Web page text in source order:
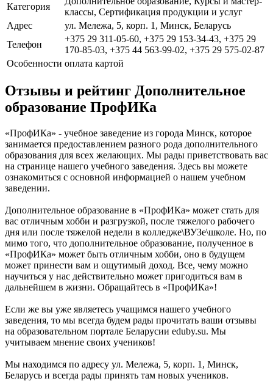
Категория
классы, Сертификация продукции и услуг
Адрес
ул. Мележа, 5, корп. 1, Минск, Беларусь
Телефон
+375 29 311-05-60, +375 29 153-34-43, +375 29
170-85-03, +375 44 563-99-02, +375 29 575-02-87
Особенности оплата картой
Отзывы и рейтинг Дополнительное
образование ПрофИКа
«ПрофИКа» - учебное заведение из города Минск, которое
занимается предоставлением разного рода дополнительного
образования для всех желающих. Мы рады приветствовать вас
на странице нашего учебного заведения. Здесь вы можете
ознакомиться с основной информацией о нашем учебном
заведении.
Дополнительное образование в «ПрофИКа» может стать для
вас отличным хобби и разгрузкой, после тяжелого рабочего
дня или после тяжелой недели в колледже\ВУЗе\школе. Но, по
мимо того, что дополнительное образование, полученное в
«ПрофИКа» может быть отличным хобби, оно в будущем
может принести вам и ощутимый доход. Все, чему можно
научиться у нас действительно может пригодиться вам в
дальнейшем в жизни. Обращайтесь в «ПрофИКа»!
Если же вы уже являетесь учащимся нашего учебного
заведения, то мы всегда будем рады прочитать ваши отзывы
на образовательном портале Беларусии eduby.su. Мы
учитываем мнение своих учеников!
Мы находимся по адресу ул. Мележа, 5, корп. 1, Минск,
Беларусь и всегда рады принять там новых учеников.